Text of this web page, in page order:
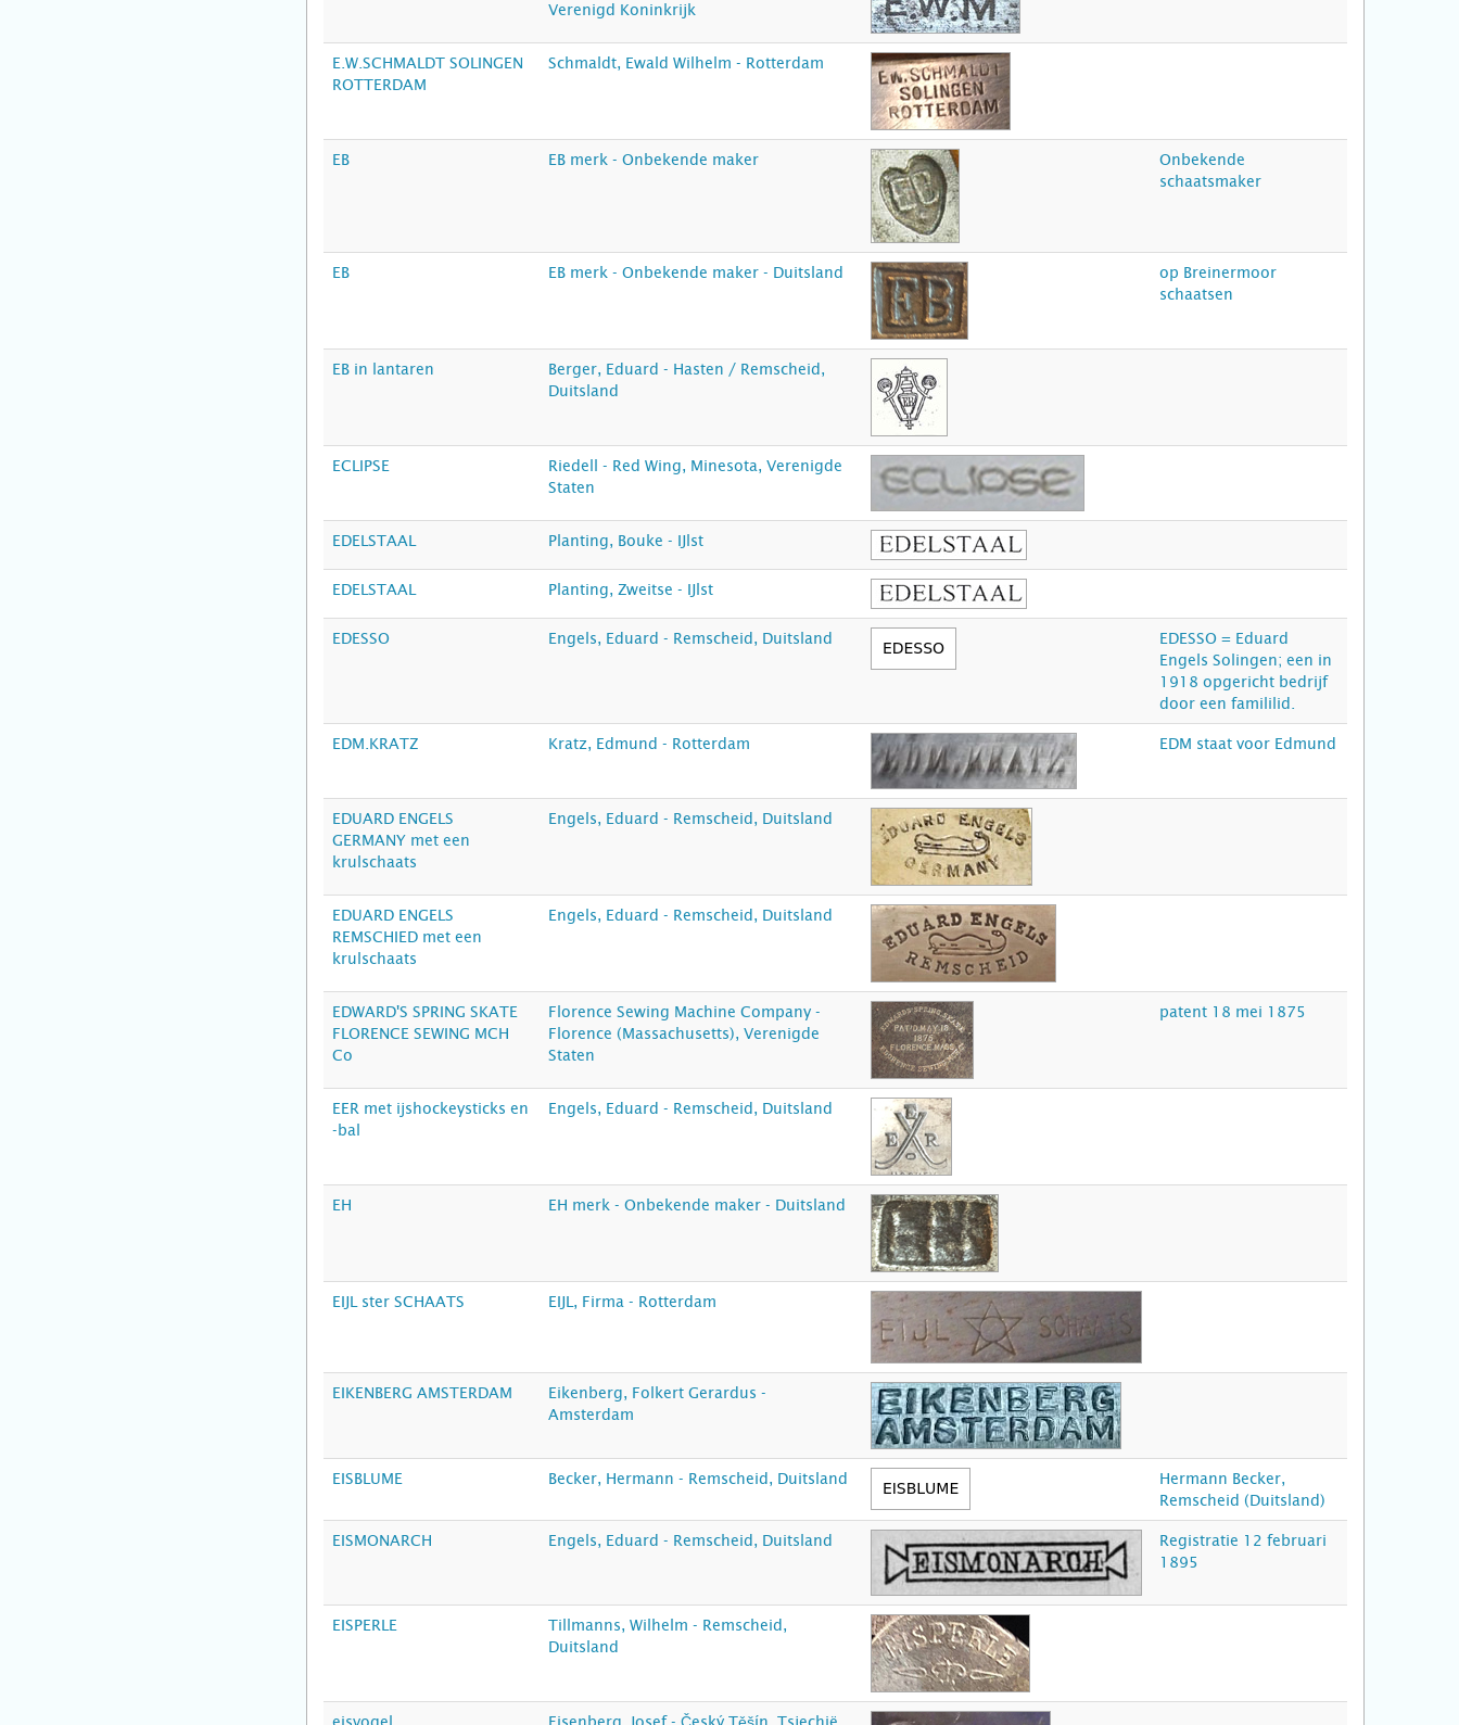
Verenigd Koninkrijk
E.W.SCHMALDT SOLINGEN
ROTTERDAM
Schmaldt, Ewald Wilhelm - Rotterdam
EB EB merk - Onbekende maker
Onbekende
schaatsmaker
EB EB merk - Onbekende maker - Duitsland
op Breinermoor
schaatsen
EB in lantaren
Berger, Eduard - Hasten / Remscheid,
Duitsland
ECLIPSE
Riedell - Red Wing, Minesota, Verenigde
Staten
EDELSTAAL Planting, Bouke - IJlst
EDELSTAAL Planting, Zweitse - IJlst
EDESSO Engels, Eduard - Remscheid, Duitsland
EDESSO = Eduard
Engels Solingen; een in
1918 opgericht bedrijf
door een famililid.
EDM.KRATZ Kratz, Edmund - Rotterdam EDM staat voor Edmund
EDUARD ENGELS
GERMANY met een
krulschaats
Engels, Eduard - Remscheid, Duitsland
EDUARD ENGELS
REMSCHIED met een
krulschaats
Engels, Eduard - Remscheid, Duitsland
EDWARD'S SPRING SKATE
FLORENCE SEWING MCH
Co
Florence Sewing Machine Company -
Florence (Massachusetts), Verenigde
Staten
patent 18 mei 1875
EER met ijshockeysticks en
-bal
Engels, Eduard - Remscheid, Duitsland
EH EH merk - Onbekende maker - Duitsland
EIJL ster SCHAATS EIJL, Firma - Rotterdam
EIKENBERG AMSTERDAM
Eikenberg, Folkert Gerardus -
Amsterdam
EISBLUME Becker, Hermann - Remscheid, Duitsland
Hermann Becker,
Remscheid (Duitsland)
EISMONARCH Engels, Eduard - Remscheid, Duitsland
Registratie 12 februari
1895
EISPERLE
Tillmanns, Wilhelm - Remscheid,
Duitsland